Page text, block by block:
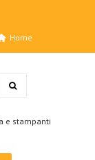
Home